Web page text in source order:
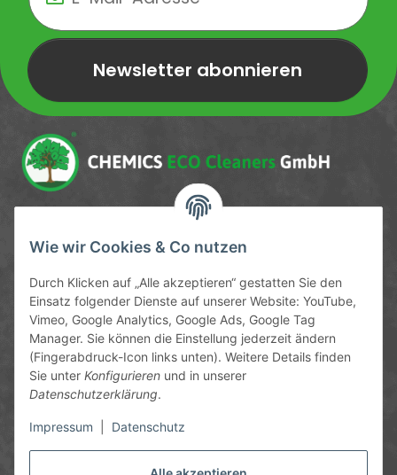
Wie wir Cookies & Co nutzen
Durch Klicken auf „Alle akzeptieren“ gestatten Sie den
Einsatz folgender Dienste auf unserer Website: YouTube,
Vimeo, Google Analytics, Google Ads, Google Tag
Manager. Sie können die Einstellung jederzeit ändern
(Fingerabdruck-Icon links unten). Weitere Details finden
Sie unter Konfigurieren und in unserer
Datenschutzerklärung.
Impressum Datenschutz
Newsletter abonnieren
Newsletter Newsletter abonnieren
Service-Hotline
09372 / 70 80 90
Mo-Fr, 09:00-12:00 | 13:00-17:00 Uhr
Hinter den Straßenäckern 11-13
63906 Erlenbach
info@chemics.eu